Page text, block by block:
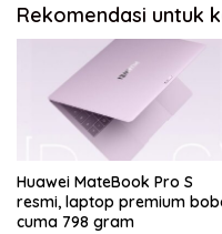
Rekomendasi untuk
Huawei MateBook Pro S
resmi, laptop premium
cuma 798 gram